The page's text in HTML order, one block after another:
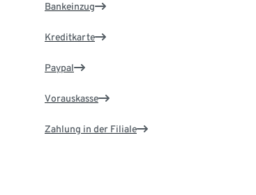
Bankeinzug
Kreditkarte
Paypal
Vorauskasse
Zahlung in der Filiale